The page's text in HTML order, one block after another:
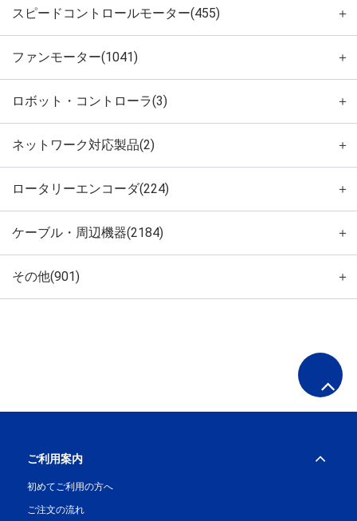
スピードコントロールモーター(455) ＋
ファンモーター(1041) ＋
ロボット・コントローラ(3) ＋
ネットワーク対応製品(2) ＋
ロータリーエンコーダ(224) ＋
ケーブル・周辺機器(2184) ＋
その他(901) ＋
ご利用案内
初めてご利用の方へ
ご注文の流れ